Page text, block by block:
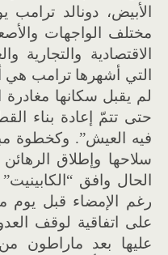
الأبيض، دونالد ترامب
مختلف الواجهات
الاقتصادية
التي أشهرها ترامب
لم يقبل سكانها
حتى تتمّ إعادة بناء
فيه العيش”. وكخطوة
سلاحها وإطلاق
الحال وافق
رغم الإمضاء قبل يوم
على اتفاقية لوقف
عليها بعد ماراطون